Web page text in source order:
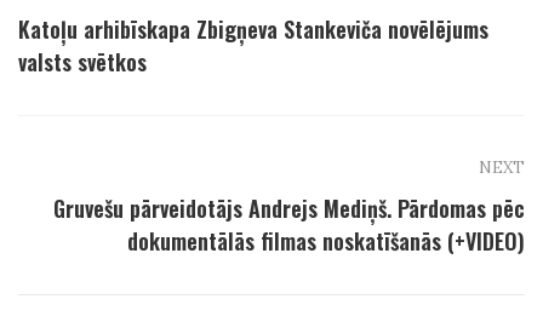
Katoļu arhibīskapa Zbigņeva Stankeviča novēlējums
valsts svētkos
NEXT
Gruvešu pārveidotājs Andrejs Mediņš. Pārdomas pēc
dokumentālās filmas noskatīšanās (+VIDEO)